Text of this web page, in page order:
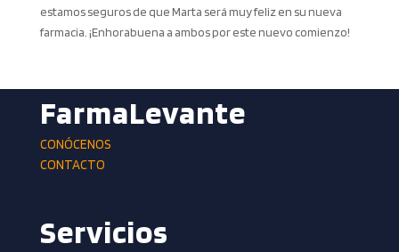
estamos seguros de que Marta será muy feliz en su nueva
farmacia. ¡Enhorabuena a ambos por este nuevo comienzo!
FarmaLevante
CONÓCENOS
CONTACTO
Servicios